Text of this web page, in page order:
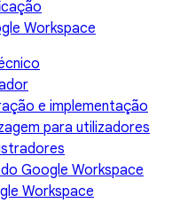
Workspace
e implementação
para utilizadores
Google Workspace
Workspace